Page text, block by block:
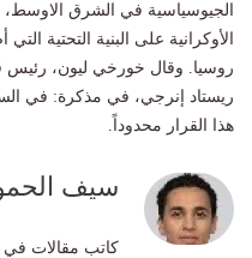
الجيوسياسية في الشرق
الأوكرانية على البنية التحتية
روسيا. وقال خورخي ليون،
ريستاد إنرجي، في مذكرة: في
هذا القرار محدوداً.
سيف
كاتب مقالات في